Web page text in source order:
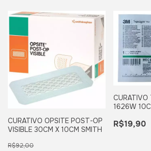
CURATIVO OPSITE POST-OP
VISIBLE 30CM X 10CM SMITH
R$92,00
CURATIVO
1626W
R$19,90